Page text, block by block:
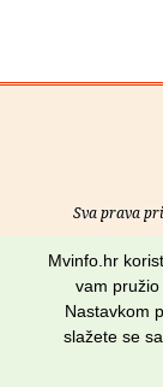
Sva prava
O nama
Mvinfo.hr
vam pružio
Nastavkom
slažete se